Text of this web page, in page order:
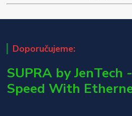
Doporučujeme:
SUPRA by JenTech
Speed With